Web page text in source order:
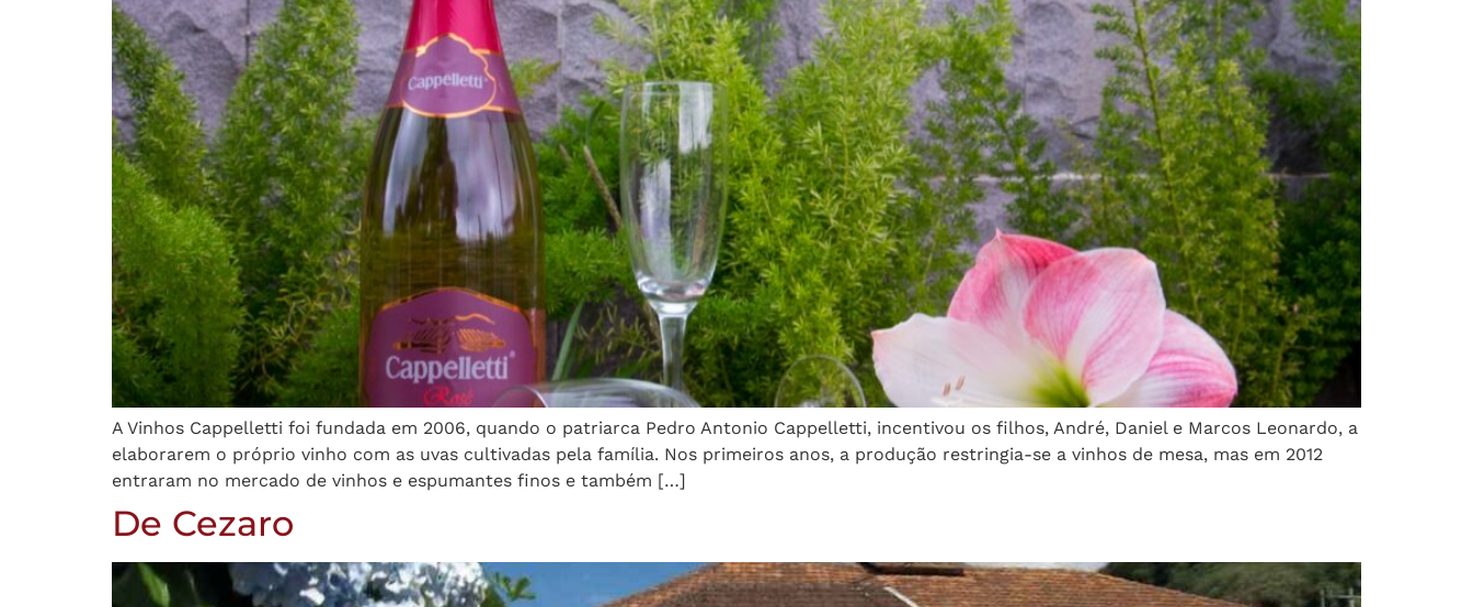
A Vinhos Cappelletti foi fundada em 2006, quando o patriarca Pedro Antonio Cappelletti, incentivou os filhos, André, Daniel e Marcos Leonardo, a
elaborarem o próprio vinho com as uvas cultivadas pela família. Nos primeiros anos, a produção restringia-se a vinhos de mesa, mas em 2012
entraram no mercado de vinhos e espumantes finos e também […]
De Cezaro